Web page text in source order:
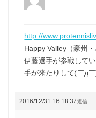
http://
Happy Valley（豪州
伊藤選手が参戦して
手が来たりして(￣д
2016/12/31 16:18:37返信